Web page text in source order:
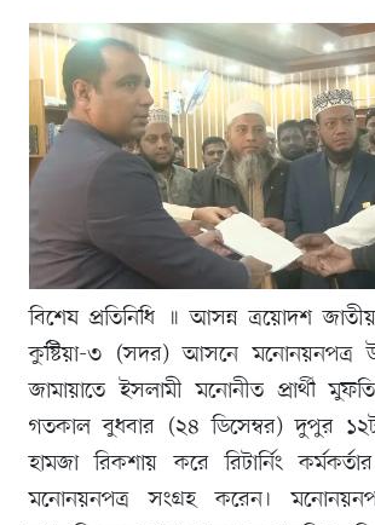
বিশেষ প্রতিনিধি ॥ আসন্ন ত্রয়োদশ
কুষ্টিয়া-৩ (সদর) আসনে মনোনয়নপত্র
জামায়াতে ইসলামী মনোনীত প্রার্থী
গতকাল বুধবার (২৪ ডিসেম্বর) দুপুর
হামজা রিকশায় করে রিটার্নিং
মনোনয়নপত্র সংগ্রহ করেন।